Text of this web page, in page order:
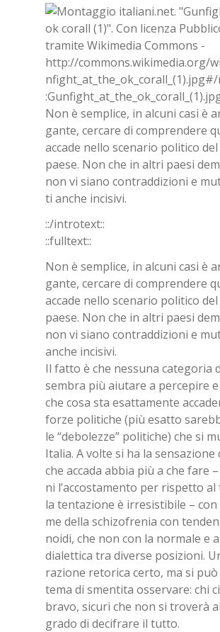
Non è sem­pli­ce, in al­cu­ni casi è
gan­te, cer­ca­re di com­pren­de­re
ac­ca­de nel­lo sce­na­rio po­li­ti­co
pae­se. Non che in al­tri pae­si
non vi sia­no con­trad­di­zio­ni e
ti an­che in­ci­si­vi.
::/in­tro­text::
::full­text::
Non è sem­pli­ce, in al­cu­ni casi è
gan­te, cer­ca­re di com­pren­de­re
ac­ca­de nel­lo sce­na­rio po­li­ti­co
pae­se. Non che in al­tri pae­si
non vi sia­no con­trad­di­zio­ni e
an­che in­ci­si­vi.
Il fat­to è che nes­su­na ca­te­go­ria
sem­bra più aiu­ta­re a per­ce­pi­re
che cosa sta esat­ta­men­te
for­ze po­li­ti­che (più esat­to
le “de­bo­lez­ze” po­li­ti­che) che si
Ita­lia. A vol­te si ha la sen­sa­zio­ne
che ac­ca­da ab­bia più a che fare
ni l’ac­co­sta­men­to per ri­spet­to al
la ten­ta­zio­ne è ir­re­si­sti­bi­le –
me del­la schi­zo­fre­nia con
noi­di, che non con la nor­ma­le e
dia­let­ti­ca tra di­ver­se po­si­zio­ni.
ra­zio­ne re­to­ri­ca cer­to, ma si può
tema di smen­ti­ta os­ser­va­re: chi
bra­vo, si­cu­ri che non si tro­ve­rà
gra­do di de­ci­fra­re il tut­to.